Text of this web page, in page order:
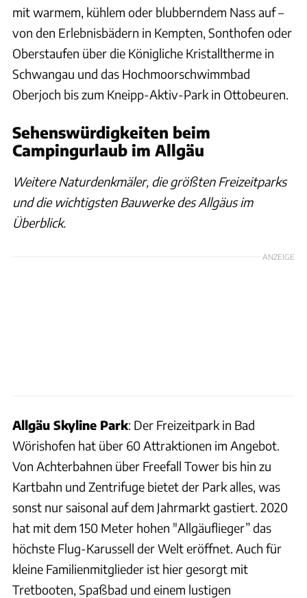
mit warmem, kühlem oder blubberndem Nass auf –
von den Erlebnisbädern in Kempten, Sonthofen oder
Oberstaufen über die Königliche Kristalltherme in
Schwangau und das Hochmoorschwimmbad
Oberjoch bis zum Kneipp-Aktiv-Park in Ottobeuren.
Sehenswürdigkeiten beim
Campingurlaub im Allgäu
Weitere Naturdenkmäler, die größten Freizeitparks
und die wichtigsten Bauwerke des Allgäus im
Überblick.
ANZEIGE
Allgäu Skyline Park: Der Freizeitpark in Bad
Wörishofen hat über 60 Attraktionen im Angebot.
Von Achterbahnen über Freefall Tower bis hin zu
Kartbahn und Zentrifuge bietet der Park alles, was
sonst nur saisonal auf dem Jahrmarkt gastiert. 2020
hat mit dem 150 Meter hohen "Allgäuflieger” das
höchste Flug-Karussell der Welt eröffnet. Auch für
kleine Familienmitglieder ist hier gesorgt mit
Tretbooten, Spaßbad und einem lustigen